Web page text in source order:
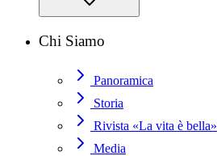
Chi Siamo
Panoramica
Storia
Rivista «La vita è bella»
Media